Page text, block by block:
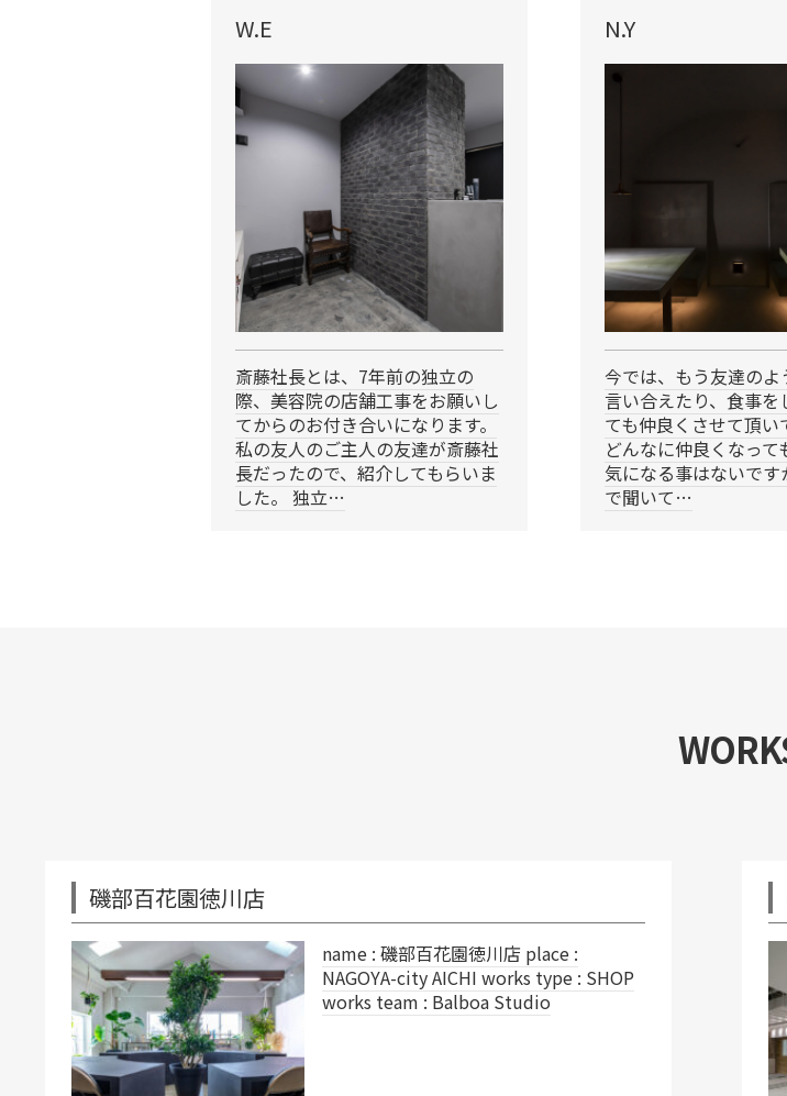
W.E
斎藤社長とは、7年前の独立の
際、美容院の店舗工事をお願いし
てからのお付き合いになります。
私の友人のご主人の友達が斎藤社
長だったので、紹介してもらいま
した。 独立…
N.Y
今では、もう友達のよ
言い合えたり、食事を
ても仲良くさせて頂い
どんなに仲良くなって
気になる事はないです
で聞いて…
name : 磯部百花園徳川店 place :
NAGOYA-city AICHI works type : SHOP
works team : Balboa Studio